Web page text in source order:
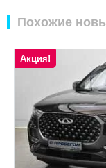
Похожие
Акция!